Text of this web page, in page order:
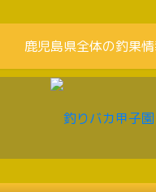
鹿児島県全体の釣果